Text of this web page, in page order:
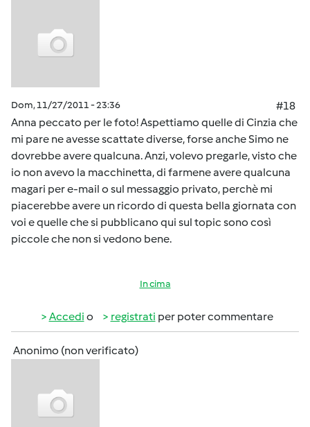
Dom, 11/27/2011 - 23:36
#18
Anna peccato per le foto! Aspettiamo quelle di Cinzia che
mi pare ne avesse scattate diverse, forse anche Simo ne
dovrebbe avere qualcuna. Anzi, volevo pregarle, visto che
io non avevo la macchinetta, di farmene avere qualcuna
magari per e-mail o sul messaggio privato, perchè mi
piacerebbe avere un ricordo di questa bella giornata con
voi e quelle che si pubblicano qui sul topic sono così
piccole che non si vedono bene.
In cima
Accedi o registrati per poter commentare
Anonimo (non verificato)